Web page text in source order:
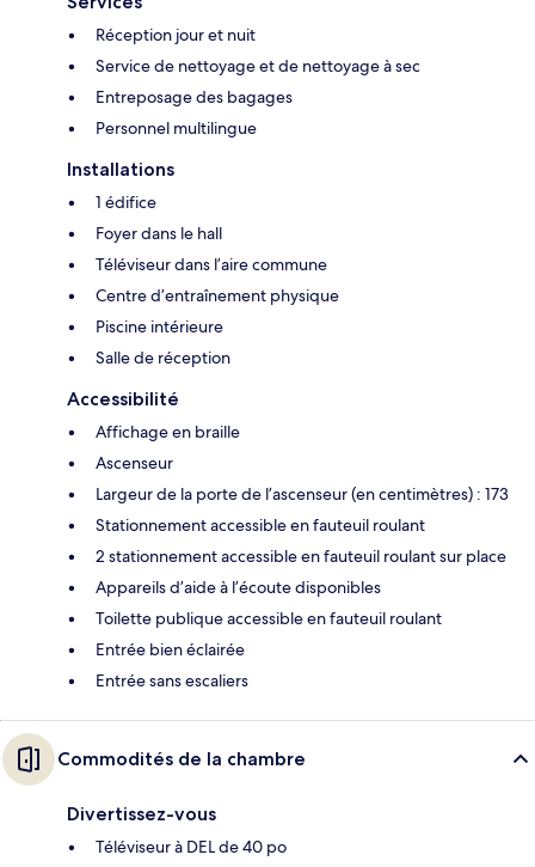
Réception jour et nuit
Service de nettoyage et de nettoyage à sec
Entreposage des bagages
Personnel multilingue
Installations
1 édifice
Foyer dans le hall
Téléviseur dans l’aire commune
Centre d’entraînement physique
Piscine intérieure
Salle de réception
Accessibilité
Affichage en braille
Ascenseur
Largeur de la porte de l’ascenseur (en centimètres) : 173
Stationnement accessible en fauteuil roulant
2 stationnement accessible en fauteuil roulant sur place
Appareils d’aide à l’écoute disponibles
Toilette publique accessible en fauteuil roulant
Entrée bien éclairée
Entrée sans escaliers
Commodités de la chambre
Divertissez-vous
Téléviseur à DEL de 40 po